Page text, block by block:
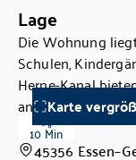
Lage
Die Wohnung
Schulen,
Herne-Kanal
an die A42 und
10 Min
Karte
45356